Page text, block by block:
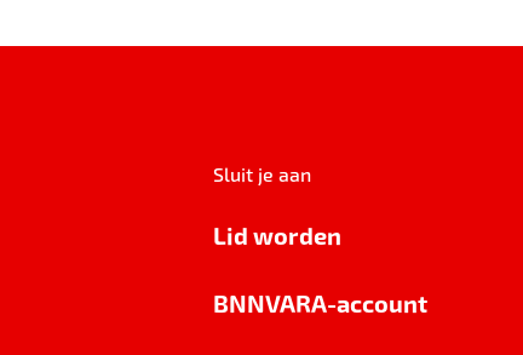
Sluit je aan
Lid worden
BNNVARA-account